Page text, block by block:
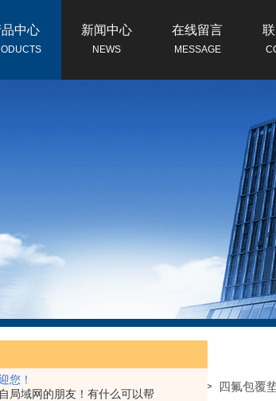
您！
局域网的朋友！有什么可以帮
中心 新闻中心
NEWS
在线留言
MESSAGE
我的位置： 首页>产品中心 > 四氟包覆